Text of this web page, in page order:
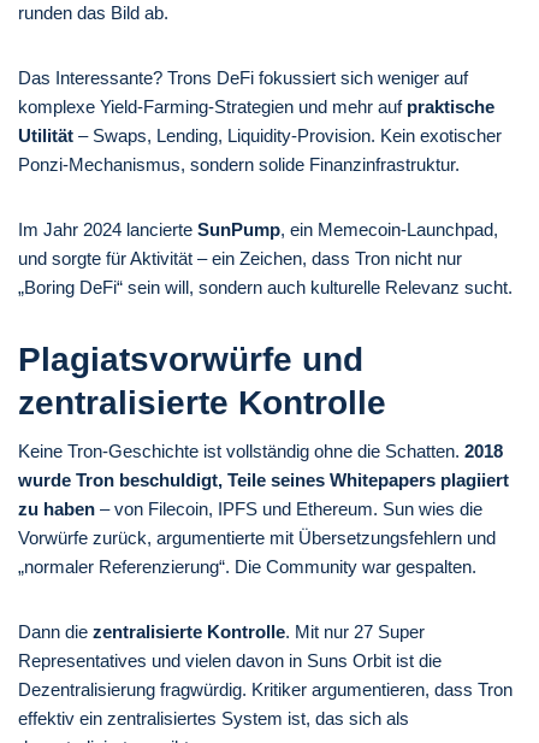
runden das Bild ab.
Das Interessante? Trons DeFi fokussiert sich weniger auf
komplexe Yield-Farming-Strategien und mehr auf praktische
Utilität – Swaps, Lending, Liquidity-Provision. Kein exotischer
Ponzi-Mechanismus, sondern solide Finanzinfrastruktur.
Im Jahr 2024 lancierte SunPump, ein Memecoin-Launchpad,
und sorgte für Aktivität – ein Zeichen, dass Tron nicht nur
„Boring DeFi“ sein will, sondern auch kulturelle Relevanz sucht.
Plagiatsvorwürfe und
zentralisierte Kontrolle
Keine Tron-Geschichte ist vollständig ohne die Schatten. 2018
wurde Tron beschuldigt, Teile seines Whitepapers plagiiert
zu haben – von Filecoin, IPFS und Ethereum. Sun wies die
Vorwürfe zurück, argumentierte mit Übersetzungsfehlern und
„normaler Referenzierung“. Die Community war gespalten.
Dann die zentralisierte Kontrolle. Mit nur 27 Super
Representatives und vielen davon in Suns Orbit ist die
Dezentralisierung fragwürdig. Kritiker argumentieren, dass Tron
effektiv ein zentralisiertes System ist, das sich als